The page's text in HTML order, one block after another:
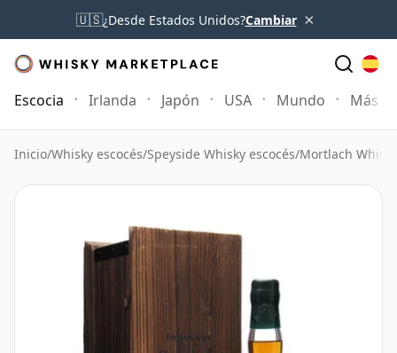
🇺🇸¿Desde Estados Unidos?Cambiar ×
Escocia Irlanda Japón USA Mundo Más
Inicio/Whisky escocés/Speyside Whisky escocés/Mortlach Whisky